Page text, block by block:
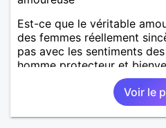
Est-ce que le véritable
des femmes réellement
pas avec les sentiments
homme protecteur et
d'y croire et pouvoir enfin
que je désir temps. Faux
joyeuseté passer votre
m'intéressez pas du tout!
Voir le